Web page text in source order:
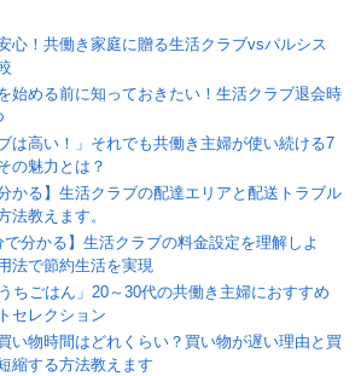
心！共働き家庭に贈る生活クラブvsパルシス
始める前に知っておきたい！生活クラブ退会時
は高い！」それでも共働き主婦が使い続ける7
の魅力とは？
かる】生活クラブの配達エリアと配送トラブル
法教えます。
で分かる】生活クラブの料金設定を理解しよ
法で節約生活を実現
ちごはん」20～30代の共働き主婦におすすめ
セレクション
い物時間はどれくらい？買い物が遅い理由と買
縮する方法教えます